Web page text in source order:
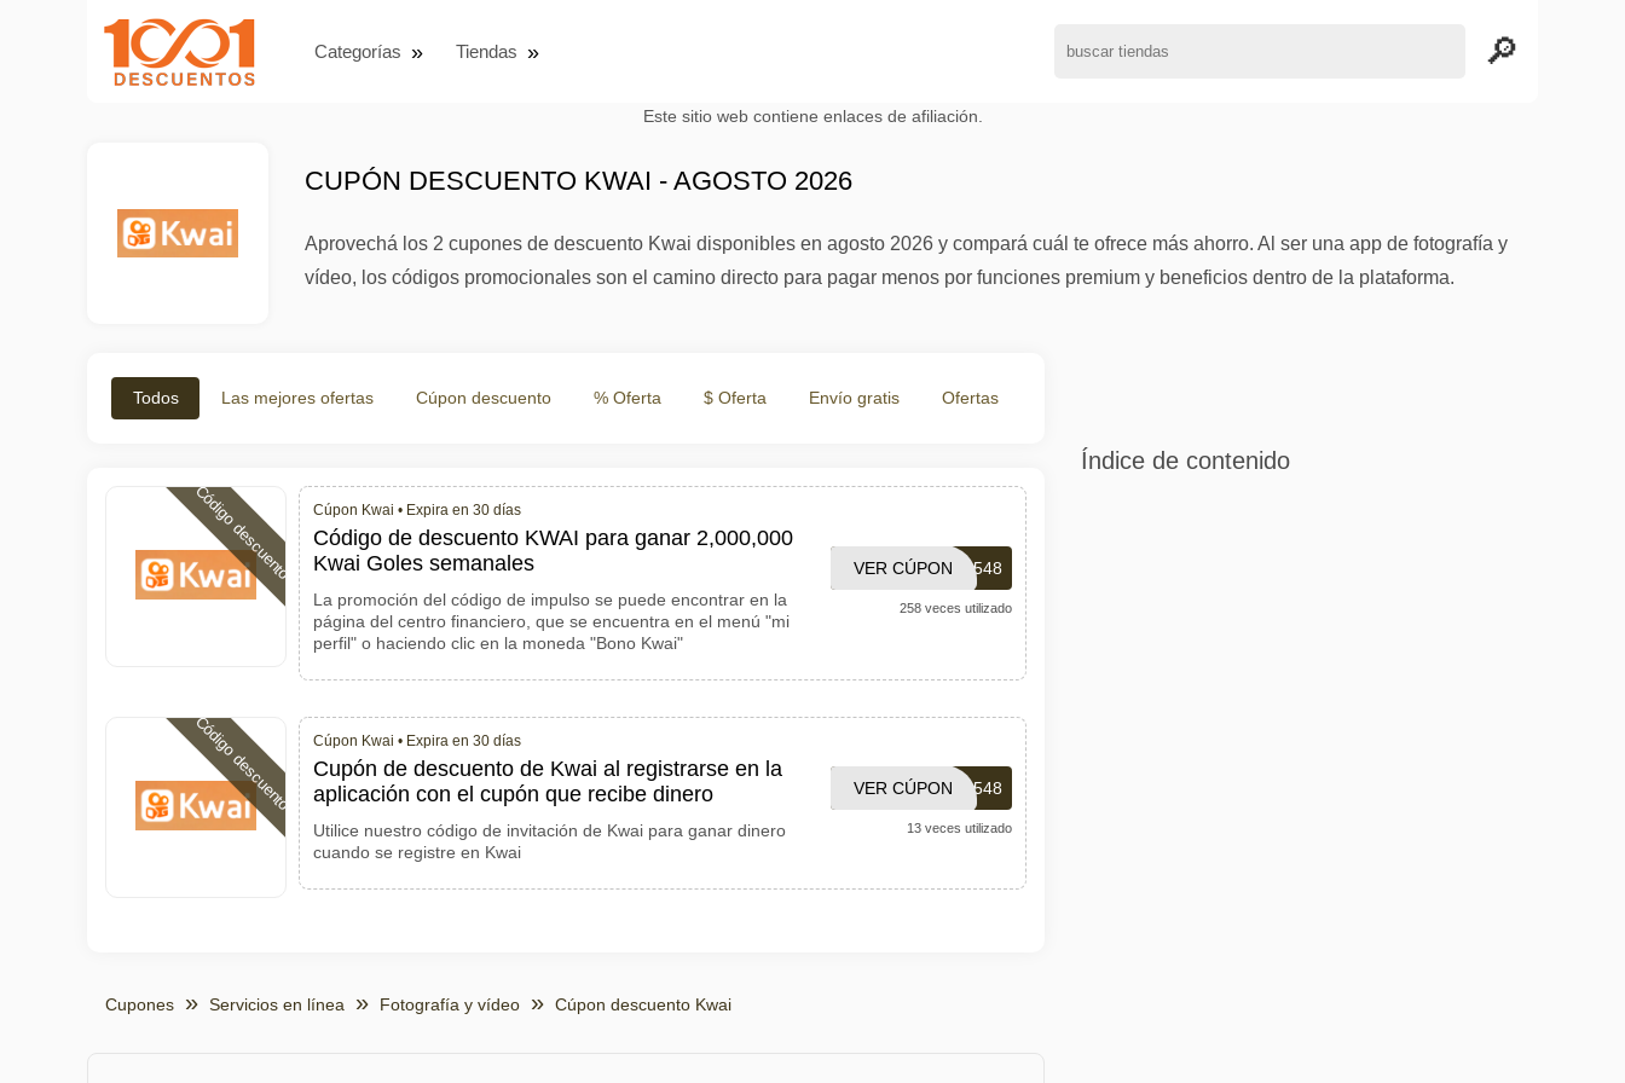
Categorías Tiendas
Este sitio web contiene enlaces de afiliación.
CUPÓN DESCUENTO KWAI - AGOSTO 2026
Aprovechá los 2 cupones de descuento Kwai disponibles en agosto 2026 y compará cuál te ofrece más ahorro. Al ser una app de fotografía y
vídeo, los códigos promocionales son el camino directo para pagar menos por funciones premium y beneficios dentro de la plataforma.
Todos Las mejores ofertas Cúpon descuento % Oferta $ Oferta Envío gratis Ofertas
Código descuento Cúpon Kwai • Expira en 30 días
Código de descuento KWAI para ganar 2,000,000
Kwai Goles semanales
La promoción del código de impulso se puede encontrar en la
página del centro financiero, que se encuentra en el menú "mi
perfil" o haciendo clic en la moneda "Bono Kwai"
KWAI767750548
VER CÚPON
258 veces utilizado
Código descuento Cúpon Kwai • Expira en 30 días
Cupón de descuento de Kwai al registrarse en la
aplicación con el cupón que recibe dinero
Utilice nuestro código de invitación de Kwai para ganar dinero
cuando se registre en Kwai
KWAI767750548
VER CÚPON
13 veces utilizado
Cupones Servicios en línea Fotografía y vídeo Cúpon descuento Kwai
Índice de contenido